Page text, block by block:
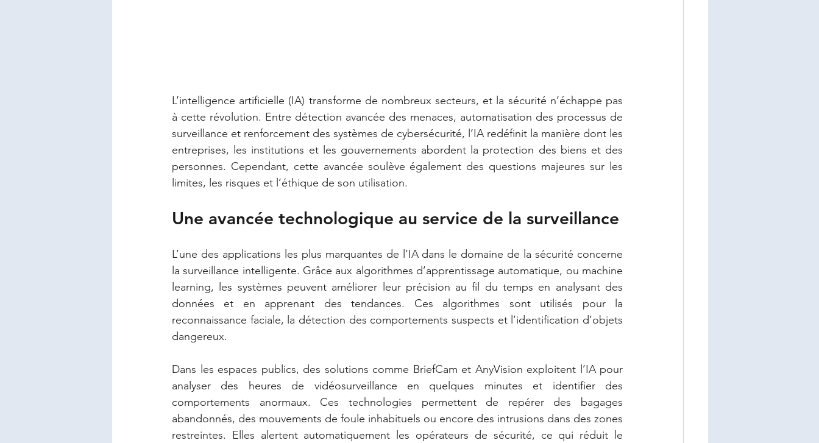
L’intelligence artificielle (IA) transforme de nombreux secteurs, et la sécurité n’échappe pas
à cette révolution. Entre détection avancée des menaces, automatisation des processus de
surveillance et renforcement des systèmes de cybersécurité, l’IA redéfinit la manière dont les
entreprises, les institutions et les gouvernements abordent la protection des biens et des
personnes. Cependant, cette avancée soulève également des questions majeures sur les
limites, les risques et l’éthique de son utilisation.
Une avancée technologique au service de la surveillance
L’une des applications les plus marquantes de l’IA dans le domaine de la sécurité concerne
la surveillance intelligente. Grâce aux algorithmes d’apprentissage automatique, ou machine
learning, les systèmes peuvent améliorer leur précision au fil du temps en analysant des
données et en apprenant des tendances. Ces algorithmes sont utilisés pour la
reconnaissance faciale, la détection des comportements suspects et l’identification d’objets
dangereux.
Dans les espaces publics, des solutions comme BriefCam et AnyVision exploitent l’IA pour
analyser des heures de vidéosurveillance en quelques minutes et identifier des
comportements anormaux. Ces technologies permettent de repérer des bagages
abandonnés, des mouvements de foule inhabituels ou encore des intrusions dans des zones
restreintes. Elles alertent automatiquement les opérateurs de sécurité, ce qui réduit le